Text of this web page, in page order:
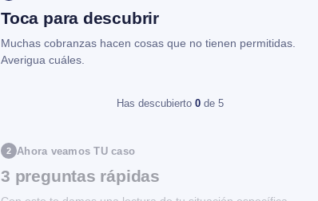
Toca para descubrir
Muchas cobranzas hacen cosas que no tienen permitidas.
Averigua cuáles.
Has descubierto 0 de 5
2 Ahora veamos TU caso
3 preguntas rápidas